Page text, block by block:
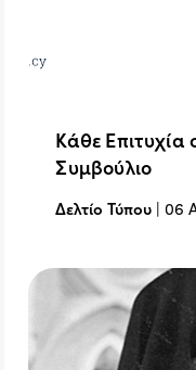
Κάθε Επιτυχία
Συμβούλιο
Δελτίο Τύπου |06